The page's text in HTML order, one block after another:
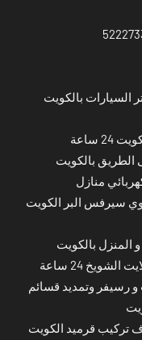
السيارات بالكويت
ساعة
الطريق بالكويت
منازل
سيرفس البر الكويت
المنزل بالكويت
24 ساعة
رسيفر وتمديد قسائم
قرميد الكويت